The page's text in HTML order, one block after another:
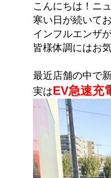
こんにちは！ニ
寒い日が続いて
インフルエンザ
皆様体調にはお
最近店舗の中で
実はEV急速充